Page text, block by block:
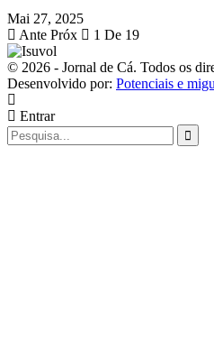
Mai 27, 2025
Ante Próx 1 De 19
© 2026 - Jornal de Cá. Todos os
Desenvolvido por: Potenciais e
Entrar